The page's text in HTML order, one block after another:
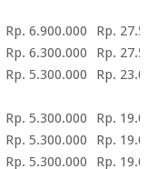
Rp. 6.900.000
Rp.
Rp. 6.300.000
Rp.
Rp. 5.300.000
Rp.
Rp. 5.300.000
Rp.
Rp. 5.300.000
Rp.
Rp. 5.300.000
Rp.